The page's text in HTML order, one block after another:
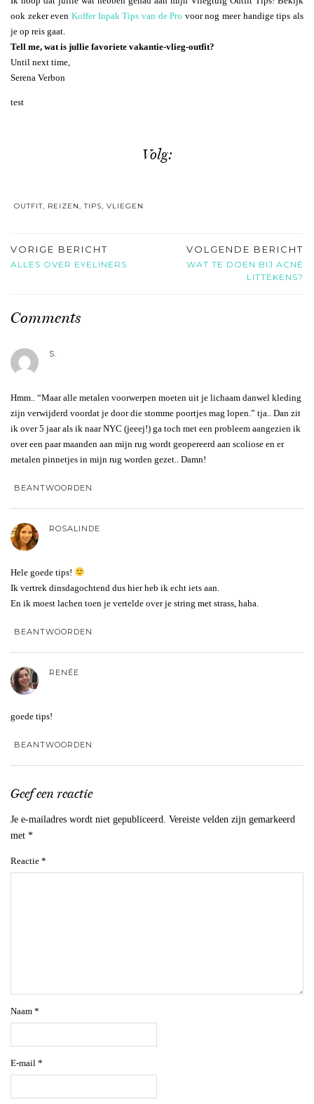
ook zeker even Koffer Inpak Tips van de Pro voor nog meer handige tips als
je op reis gaat.
Tell me, wat is jullie favoriete vakantie-vlieg-outfit?
Until next time,
Serena Verbon
test
Volg:
OUTFIT, REIZEN,TIPS, VLIEGEN
VORIGE BERICHT
ALLES OVER EYELINERS
VOLGENDE BERICHT
WAT TE DOEN BIJ ACNÉ
LITTEKENS?
Comments
S.
Hmm.. “Maar alle metalen voorwerpen moeten uit je lichaam danwel kleding
zijn verwijderd voordat je door die stomme poortjes mag lopen.” tja.. Dan zit
ik over 5 jaar als ik naar NYC (jeeej!) ga toch met een probleem aangezien ik
over een paar maanden aan mijn rug wordt geopereerd aan scoliose en er
metalen pinnetjes in mijn rug worden gezet.. Damn!
BEANTWOORDEN
ROSALINDE
Hele goede tips!
Ik vertrek dinsdagochtend dus hier heb ik echt iets aan.
En ik moest lachen toen je vertelde over je string met strass, haha.
BEANTWOORDEN
RENÉE
goede tips!
BEANTWOORDEN
Geef een reactie
Je e-mailadres wordt niet gepubliceerd. Vereiste velden zijn gemarkeerd
met *
Reactie *
Naam *
E-mail *